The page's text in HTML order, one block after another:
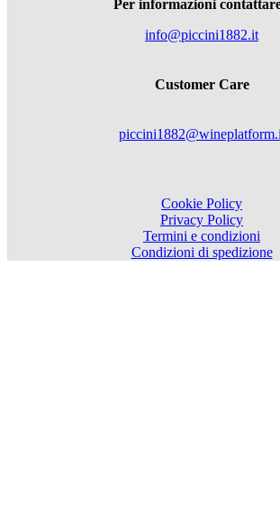
Per informazioni
info@piccini1882.it
Customer Care
Cookie Policy
Privacy Policy
Termini e condizioni
Condizioni di spedizione